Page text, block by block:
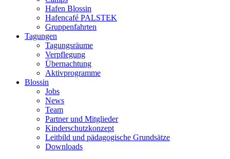
Hafen Blossin
Hafencafé PALSTEK
Gruppenfahrten
Tagungen
Tagungsräume
Verpflegung
Übernachtung
Aktivprogramme
Blossin
Jobs
News
Team
Partner und Mitglieder
Kinderschutzkonzept
Leitbild und pädagogische Grundsätze
Downloads